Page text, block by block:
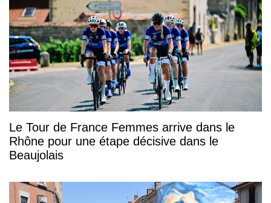
Le Tour de France Femmes arrive dans le
Rhône pour une étape décisive dans le
Beaujolais